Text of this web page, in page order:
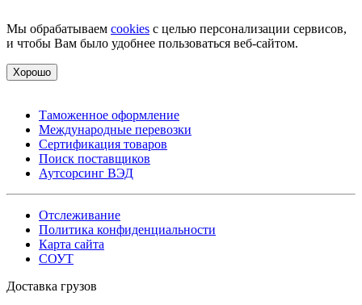
Мы обрабатываем cookies с целью персонализации сервисов,
и чтобы Вам было удобнее пользоваться веб-сайтом.
Хорошо
Таможенное оформление
Международные перевозки
Сертификация товаров
Поиск поставщиков
Аутсорсинг ВЭД
Отслеживание
Политика конфиденциальности
Карта сайта
СОУТ
Доставка грузов